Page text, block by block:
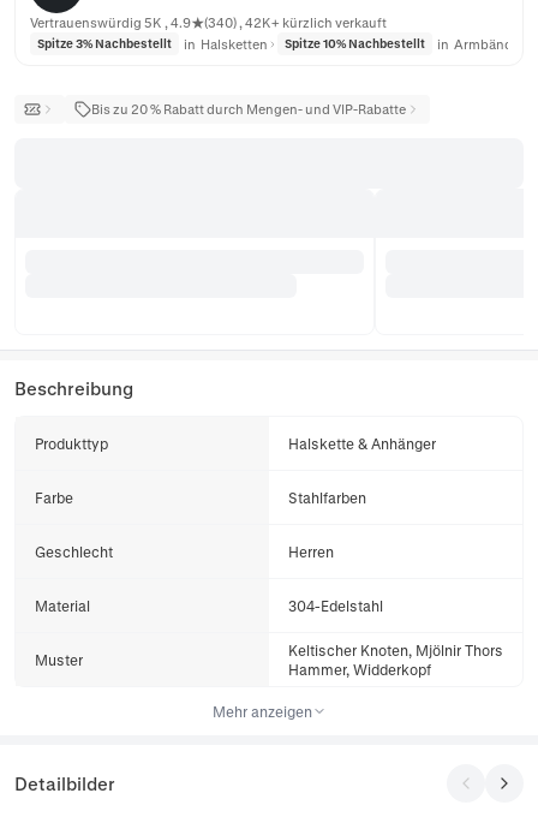
Vertrauenswürdig 5K , 4.9★(340) , 42K+ kürzlich verkauft
Spitze 3% Nachbestellt in Halsketten Spitze 10% Nachbestellt in Armbänder
Bis zu 20 % Rabatt durch Mengen- und VIP-Rabatte
Beschreibung
Produkttyp Halskette & Anhänger
Farbe Stahlfarben
Geschlecht Herren
Material 304-Edelstahl
Muster
Keltischer Knoten, Mjölnir Thors
Hammer, Widderkopf
Mehr anzeigen
Detailbilder